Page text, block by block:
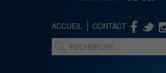
ACCUEIL CONTACT